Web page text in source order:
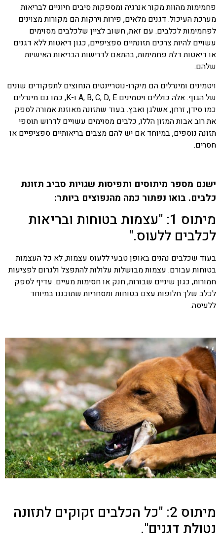
פחמימות מהוות מקור אנרגיה ומספקות סיבים חיוניים לבריאות
מערכת העיכול. דגנים מלאים, פירות וירקות הם מקורות מצוינים
לפחמימות לכלבים. עם זאת, חשוב לציין שלכלבים מסוימים
עשויים להיות צרכים תזונתיים ספציפיים, כגון דיאטות ללא דגנים
או דיאטות דלת פחמימות, בהתאם לדרישות הבריאות האישיות
שלהם.
ויטמינים ומינרלים הם מיקרו-נוטריינטים הנחוצים לתפקודים שונים
של הגוף. אלה כוללים ויטמינים A, B, C, D, E ו-K, כמו גם מינרלים
כמו סידן, זרחן, אשלגן ואבץ. בעוד שתזונה מאוזנת אמורה לספק
את רוב אבות המזון הללו, כלבים מסוימים עשויים לדרוש תוספי
תזונה נוספים, במיוחד אם יש להם מצבים בריאותיים ספציפיים או
חסרים.
ישנם מספר מיתוסים ותפיסות שגויות סביב תזונת
כלבים. בואו נפתור כמה מהנפוצים ביותר:
מיתוס 1: "עצמות בטוחות ובריאות
לכלבים ללעוס."
בעוד שכלבים נהנים באופן טבעי ללעוס עצמות, לא כל העצמות
בטוחות עבורם. עצמות מבושלות עלולות להתפצל ולגרום לפציעות
חמורות, כגון שיניים שבורות, חנק או חסימות מעיים. עדיף לספק
לכלב שלך חלופות עצם בטוחות ומסחריות שתוכננו במיוחד
ללעיסה.
מיתוס 2: "כל הכלבים זקוקים לתזונה
נטולת דגנים".